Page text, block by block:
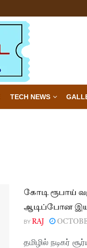
TECH NEWS
கோடி ரூபாய்
ஆடிப்போன
BY RAJ
தமிழில் நடிகர்